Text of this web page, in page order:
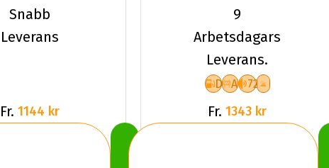
Wintercraft
ICE WI3
Snabb
Leverans
Fr. 1144 kr
KUMHO
SOLUS 4S
HA32 XL
9
Arbetsdagars
Leverans.
D A 72
Fr. 1343 kr